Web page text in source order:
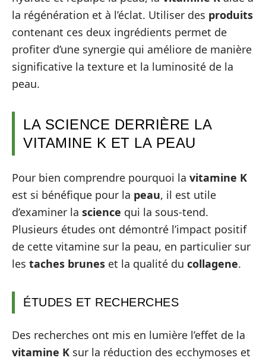
la régénération et à l’éclat. Utiliser des produits
contenant ces deux ingrédients permet de
profiter d’une synergie qui améliore de manière
significative la texture et la luminosité de la
peau.
LA SCIENCE DERRIÈRE LA
VITAMINE K ET LA PEAU
Pour bien comprendre pourquoi la vitamine K
est si bénéfique pour la peau, il est utile
d’examiner la science qui la sous-tend.
Plusieurs études ont démontré l’impact positif
de cette vitamine sur la peau, en particulier sur
les taches brunes et la qualité du collagene.
ÉTUDES ET RECHERCHES
Des recherches ont mis en lumière l’effet de la
vitamine K sur la réduction des ecchymoses et